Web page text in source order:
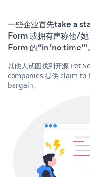
一些企业首先take a
Form 或拥有声称他/
Form 的“in 'no time'”。
其他人试图找到开源 Pet
companies 提供 claim to
bargain。